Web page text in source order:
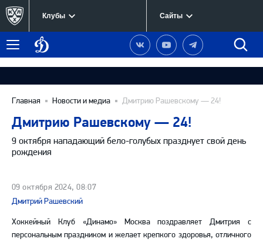
Клубы Сайты
Меню
Динамо
Москва
Наша
группа
Вконтакте
Наш
канал
YouTube
Наш
канал
Telegram
Главная Новости и медиа Дмитрию Рашевскому — 24!
Дмитрию Рашевскому — 24!
9 октября нападающий бело-голубых празднует свой день
рождения
09 октября 2024, 08:07
Дмитрий Рашевский
Хоккейный Клуб «Динамо» Москва поздравляет Дмитрия с
персональным праздником и желает крепкого здоровья, отличного